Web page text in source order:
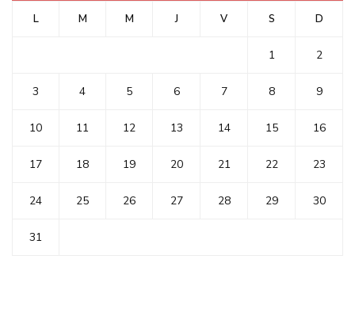
L M M J V S D
1 2
3 4 5 6 7 8 9
10 11 12 13 14 15 16
17 18 19 20 21 22 23
24 25 26 27 28 29 30
31